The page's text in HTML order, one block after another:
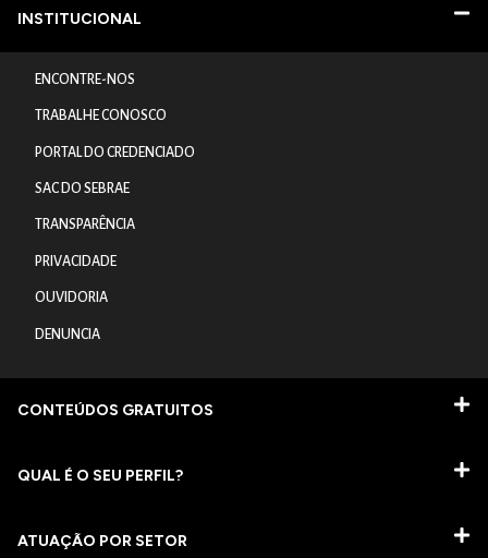
INSTITUCIONAL
ENCONTRE-NOS
TRABALHE CONOSCO
PORTAL DO CREDENCIADO
SAC DO SEBRAE
TRANSPARÊNCIA
PRIVACIDADE
OUVIDORIA
DENUNCIA
CONTEÚDOS GRATUITOS
QUAL É O SEU PERFIL?
ATUAÇÃO POR SETOR